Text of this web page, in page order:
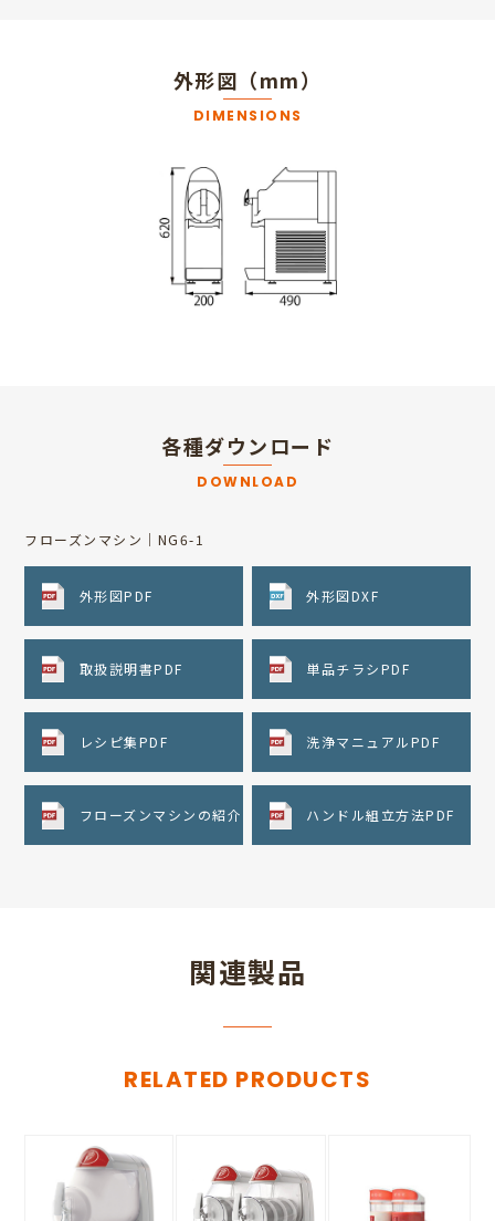
外形図（mm）
DIMENSIONS
各種ダウンロード
DOWNLOAD
フローズンマシン｜NG6-1
外形図PDF 外形図DXF
取扱説明書PDF 単品チラシPDF
レシピ集PDF 洗浄マニュアルPDF
フローズンマシンの紹介 ハンドル組立方法PDF
関連製品
RELATED PRODUCTS